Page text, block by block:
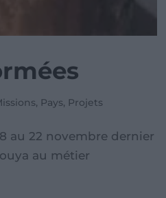
, Pays, Projets
au 22 novembre dernier
au métier